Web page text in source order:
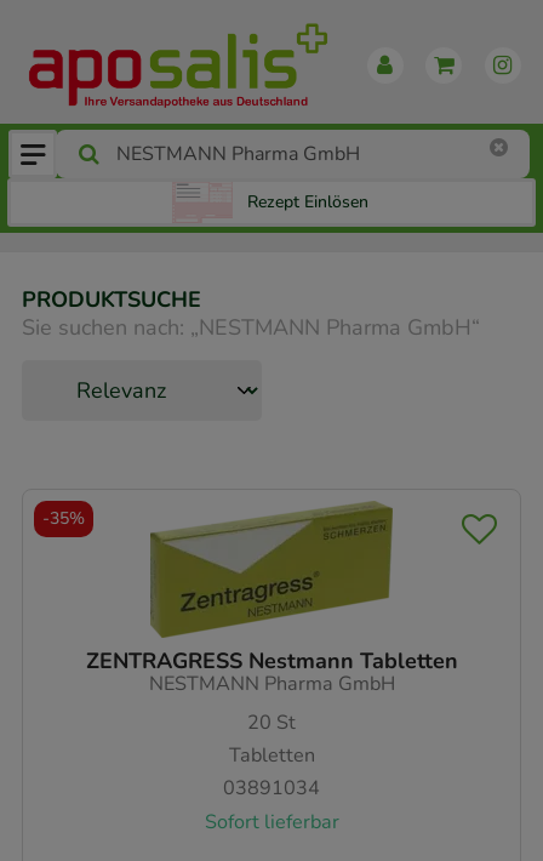
Rezept Einlösen
PRODUKTSUCHE
Sie suchen nach: „NESTMANN Pharma GmbH“
ZENTRAGRESS Nestmann Tabletten
NESTMANN Pharma GmbH
20 St
Tabletten
03891034
Sofort lieferbar
-35%